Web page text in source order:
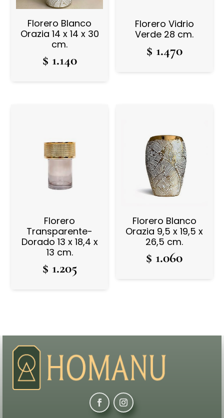
Florero Blanco
Orazia 14 x 14 x 30
cm.
$ 1.140
Florero Vidrio
Verde 28 cm.
$ 1.470
Florero
Transparente-
Dorado 13 x 18,4 x
13 cm.
$ 1.205
Florero Blanco
Orazia 9,5 x 19,5 x
26,5 cm.
$ 1.060